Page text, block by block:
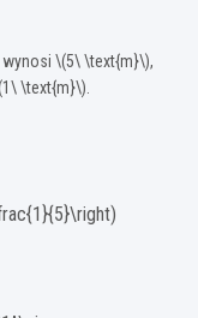
\(5\ \text{m}\),
\text{m}\).